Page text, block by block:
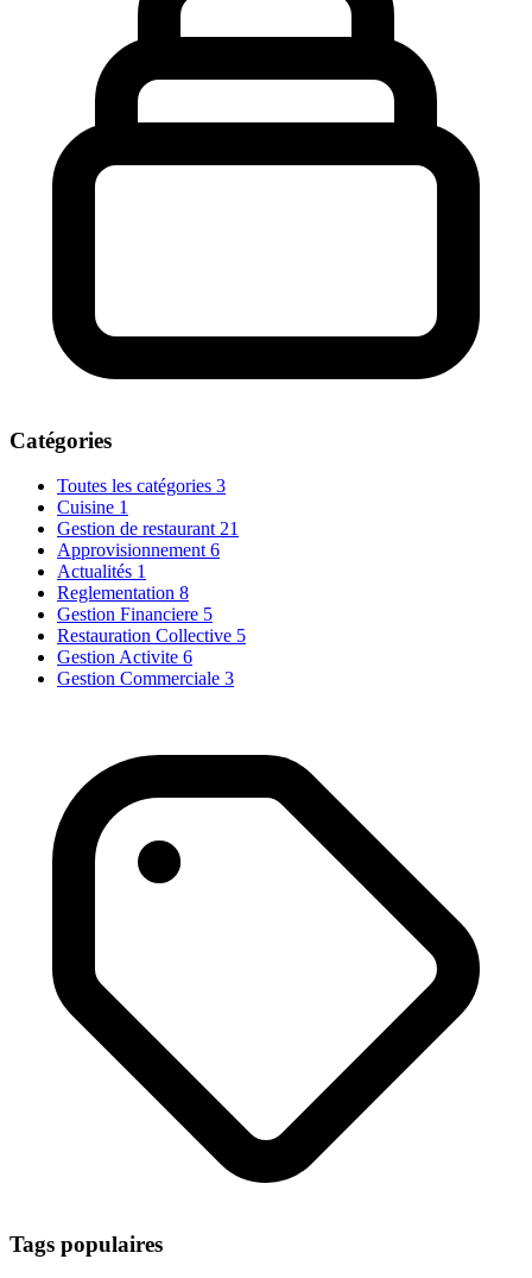
Catégories
Toutes les catégories 3
Cuisine 1
Gestion de restaurant 21
Approvisionnement 6
Actualités 1
Reglementation 8
Gestion Financiere 5
Restauration Collective 5
Gestion Activite 6
Gestion Commerciale 3
Tags populaires